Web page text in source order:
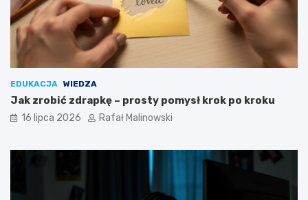
EDUKACJA WIEDZA
Jak zrobić zdrapkę – prosty pomysł krok po kroku
16 lipca 2026 Rafał Malinowski